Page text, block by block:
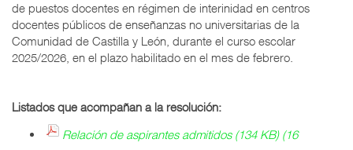
de puestos docentes en régimen de interinidad en centros
docentes públicos de enseñanzas no universitarias de la
Comunidad de Castilla y León, durante el curso escolar
2025/2026, en el plazo habilitado en el mes de febrero.
Listados que acompañan a la resolución:
Relación de aspirantes admitidos (134 KB) (16